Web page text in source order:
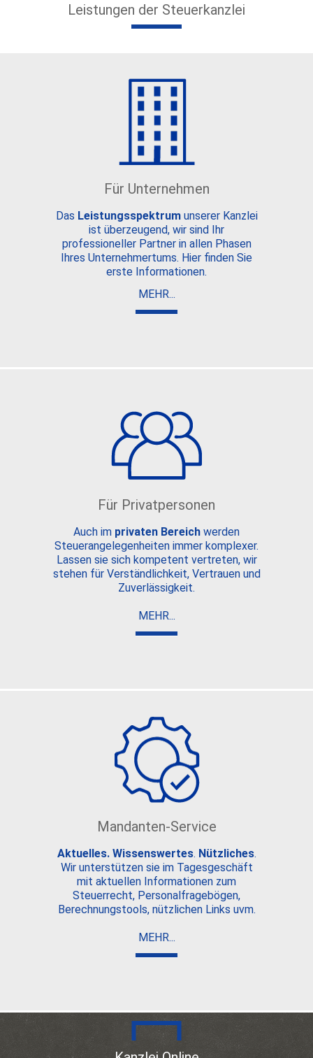
Leistungen der Steuerkanzlei
Für Unternehmen
Das Leistungsspektrum unserer Kanzlei
ist überzeugend, wir sind Ihr
professioneller Partner in allen Phasen
Ihres Unternehmertums. Hier finden Sie
erste Informationen.
MEHR...
Für Privatpersonen
Auch im privaten Bereich werden
Steuerangelegenheiten immer komplexer.
Lassen sie sich kompetent vertreten, wir
stehen für Verständlichkeit, Vertrauen und
Zuverlässigkeit.
MEHR...
Mandanten-Service
Aktuelles. Wissenswertes. Nützliches.
Wir unterstützen sie im Tagesgeschäft
mit aktuellen Informationen zum
Steuerrecht, Personalfragebögen,
Berechnungstools, nützlichen Links uvm.
MEHR...